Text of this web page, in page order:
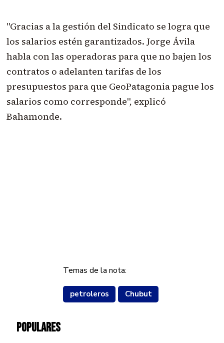
"Gracias a la gestión del Sindicato se logra que
los salarios estén garantizados. Jorge Ávila
habla con las operadoras para que no bajen los
contratos o adelanten tarifas de los
presupuestos para que GeoPatagonia pague los
salarios como corresponde", explicó
Bahamonde.
Temas de la nota:
petroleros Chubut
POPULARES